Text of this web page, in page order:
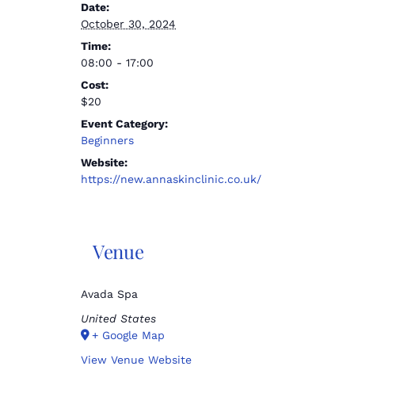
Date:
October 30, 2024
Time:
08:00 - 17:00
Cost:
$20
Event Category:
Beginners
Website:
https://new.annaskinclinic.co.uk/
Venue
Avada Spa
United States
+ Google Map
View Venue Website